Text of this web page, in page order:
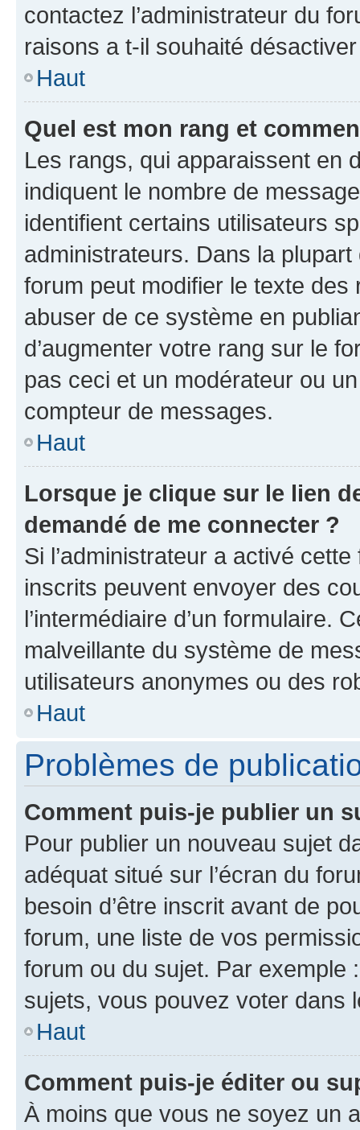
contactez l’administrateur du
raisons a t-il souhaité
Haut
Quel est mon rang et
Les rangs, qui apparaissent en
indiquent le nombre de
identifient certains utilisateurs
administrateurs. Dans la
forum peut modifier le texte
abuser de ce système en
d’augmenter votre rang sur le
pas ceci et un modérateur ou
compteur de messages.
Haut
Lorsque je clique sur le lien
demandé de me connecter ?
Si l’administrateur a activé
inscrits peuvent envoyer des
l’intermédiaire d’un formulaire.
malveillante du système de
utilisateurs anonymes ou des
Haut
Problèmes de
Comment puis-je publier un
Pour publier un nouveau sujet
adéquat situé sur l’écran du
besoin d’être inscrit avant de
forum, une liste de vos
forum ou du sujet. Par exemple
sujets, vous pouvez voter dans
Haut
Comment puis-je éditer ou
À moins que vous ne soyez un